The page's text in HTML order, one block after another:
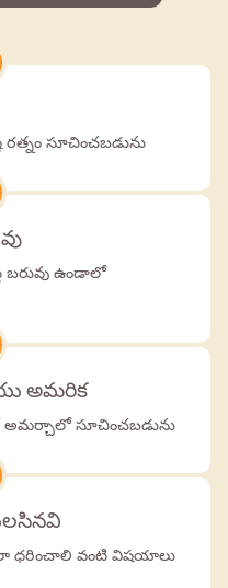
సూచించబడును
బరువు ఉండాలో
అమరిక
సూచించబడును
ధరించాలి వంటి విషయాలు